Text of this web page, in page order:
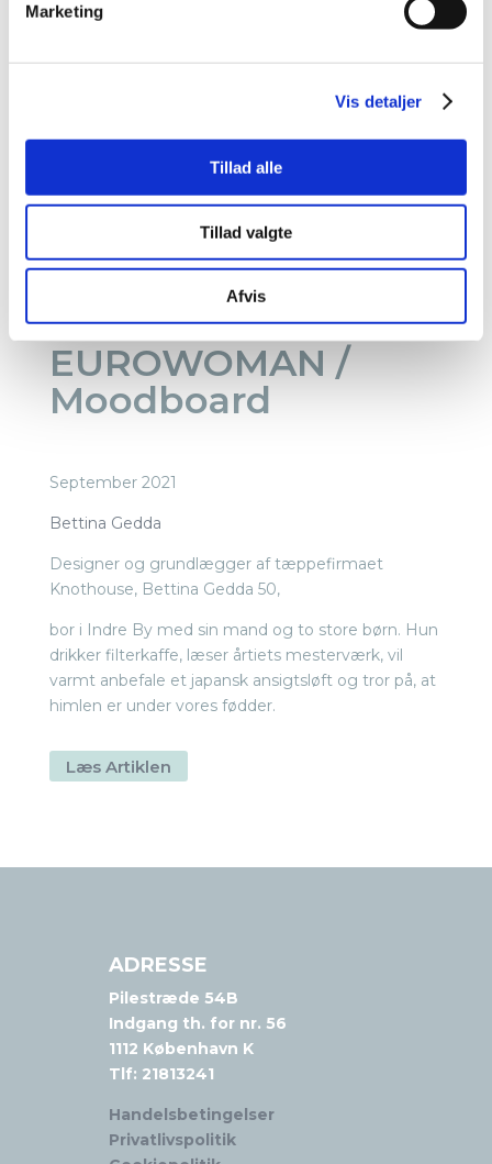
Marketing
Vis detaljer
Tillad alle
Tillad valgte
Afvis
Læs Artiklen s. 16
EUROWOMAN /
Moodboard
September 2021
Bettina Gedda
Designer og grundlægger af tæppefirmaet
Knothouse, Bettina Gedda 50,
bor i Indre By med sin mand og to store børn. Hun
drikker filterkaffe, læser årtiets mesterværk, vil
varmt anbefale et japansk ansigtsløft og tror på, at
himlen er under vores fødder.
Læs Artiklen
ADRESSE
Pilestræde 54B
Indgang th. for nr. 56
1112 København K
Tlf: 21813241
Handelsbetingelser
Privatlivspolitik